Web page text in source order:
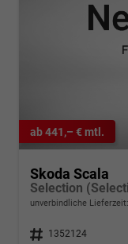
ab 441,– € mtl.
Skoda Scala
unverbindliche Lieferzeit:
Fahrzeugnr. 1352124